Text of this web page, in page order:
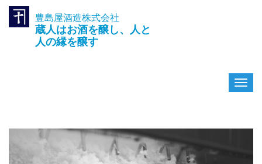
豊島屋酒造株式会社
蔵人はお酒を醸し、人と
人の縁を醸す
ナ